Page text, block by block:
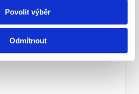
Povolit výběr
Odmítnout